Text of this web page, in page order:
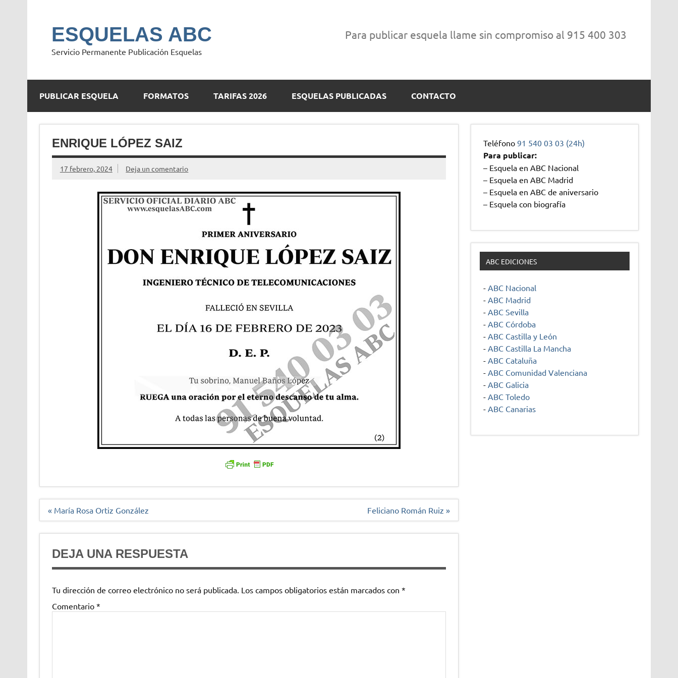
ESQUELAS ABC
Servicio Permanente Publicación Esquelas
Para publicar esquela llame sin compromiso al 915 400 303
PUBLICAR ESQUELA FORMATOS TARIFAS 2026 ESQUELAS PUBLICADAS CONTACTO
ENRIQUE LÓPEZ SAIZ
17 febrero, 2024 Deja un comentario
Navegación
« María Rosa Ortiz González Feliciano Román Ruiz »
DEJA UNA RESPUESTA
Tu dirección de correo electrónico no será publicada. Los campos obligatorios están marcados con *
Comentario *
Teléfono91 540 03 03 (24h)
Para publicar:
– Esquela en ABC Nacional
– Esquela en ABC Madrid
– Esquela en ABC de aniversario
– Esquela con biografía
ABC EDICIONES
- ABC Nacional
- ABC Madrid
- ABC Sevilla
- ABC Córdoba
- ABC Castilla y León
- ABC Castilla La Mancha
- ABC Cataluña
- ABC Comunidad Valenciana
- ABC Galicia
- ABC Toledo
- ABC Canarias